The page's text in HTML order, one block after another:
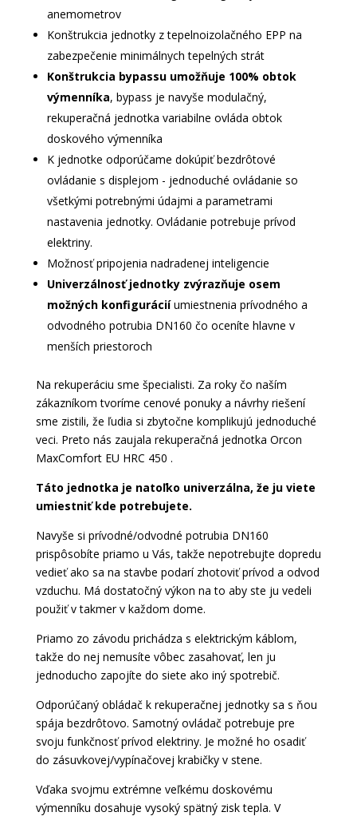
anemometrov
Konštrukcia jednotky z tepelnoizolačného EPP na
zabezpečenie minimálnych tepelných strát
Konštrukcia bypassu umožňuje 100% obtok
výmenníka, bypass je navyše modulačný,
rekuperačná jednotka variabilne ovláda obtok
doskového výmenníka
K jednotke odporúčame dokúpiť bezdrôtové
ovládanie s displejom - jednoduché ovládanie so
všetkými potrebnými údajmi a parametrami
nastavenia jednotky. Ovládanie potrebuje prívod
elektriny.
Možnosť pripojenia nadradenej inteligencie
Univerzálnosť jednotky zvýrazňuje osem
možných konfiguráciíumiestnenia prívodného a
odvodného potrubia DN160 čo oceníte hlavne v
menších priestoroch
Na rekuperáciu sme špecialisti. Za roky čo naším
zákazníkom tvoríme cenové ponuky a návrhy riešení
sme zistili, že ľudia si zbytočne komplikujú jednoduché
veci. Preto nás zaujala rekuperačná jednotka Orcon
MaxComfort EU HRC 450 .
Táto jednotka je natoľko univerzálna, že ju viete
umiestniť kde potrebujete.
Navyše si prívodné/odvodné potrubia DN160
prispôsobíte priamo u Vás, takže nepotrebujte dopredu
vedieť ako sa na stavbe podarí zhotoviť prívod a odvod
vzduchu. Má dostatočný výkon na to aby ste ju vedeli
použiť v takmer v každom dome.
Priamo zo závodu prichádza s elektrickým káblom,
takže do nej nemusíte vôbec zasahovať, len ju
jednoducho zapojíte do siete ako iný spotrebič.
Odporúčaný obládač k rekuperačnej jednotky sa s ňou
spája bezdrôtovo. Samotný ovládač potrebuje pre
svoju funkčnosť prívod elektriny. Je možné ho osadiť
do zásuvkovej/vypínačovej krabičky v stene.
Vďaka svojmu extrémne veľkému doskovému
výmenníku dosahuje vysoký spätný zisk tepla. V